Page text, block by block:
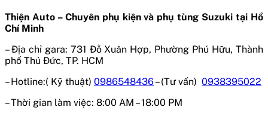
Thiện Auto – Chuyên phụ kiện và phụ tùng Suzuki tại Hồ
Chí Minh
– Địa chỉ gara: 731 Đỗ Xuân Hợp, Phường Phú Hữu, Thành
phố Thủ Đức, TP. HCM
– Hotline:( Kỹ thuật) 0986548436– (Tư vấn) 0938395022
– Thời gian làm việc: 8:00 AM – 18:00 PM